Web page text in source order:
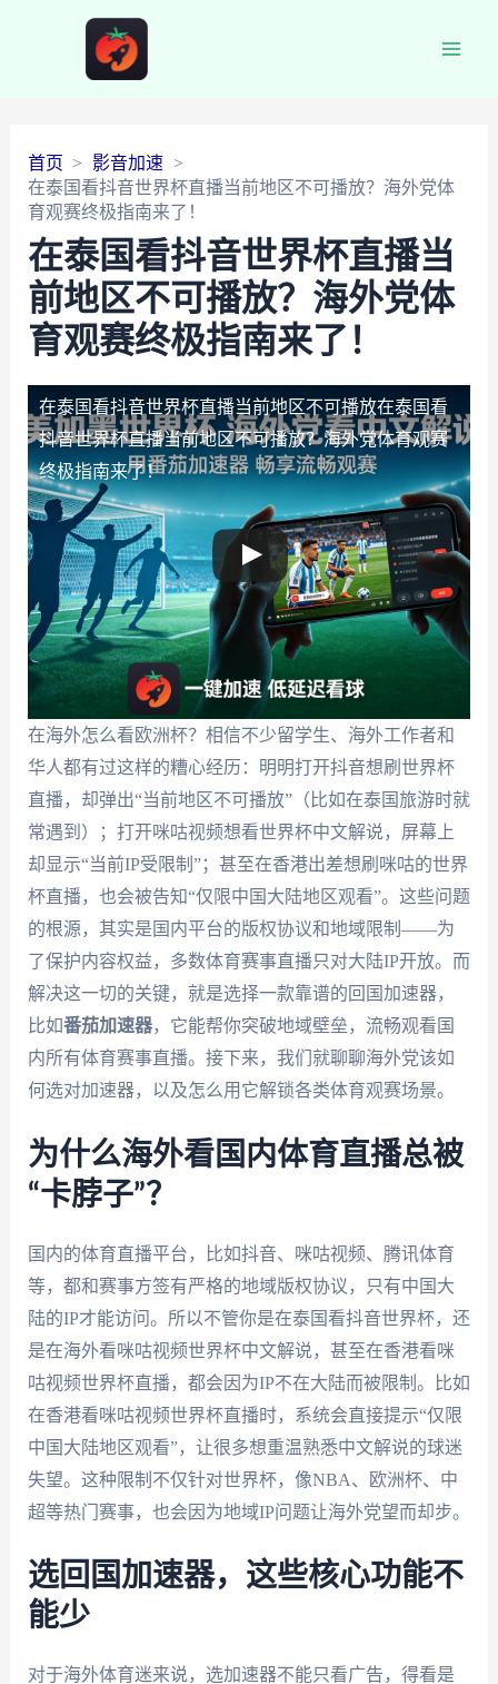
首页
影音加速
在泰国看抖音世界杯直播当前地区不可播放？海外党体
育观赛终极指南来了！
在泰国看抖音世界杯直播当
前地区不可播放？海外党体
育观赛终极指南来了！
在泰国看抖音世界杯直播当前地区不可播放在泰国看
抖音世界杯直播当前地区不可播放？海外党体育观赛
终极指南来了！
在海外怎么看欧洲杯？相信不少留学生、海外工作者和
华人都有过这样的糟心经历：明明打开抖音想刷世界杯
直播，却弹出“当前地区不可播放”（比如在泰国旅游时就
常遇到）；打开咪咕视频想看世界杯中文解说，屏幕上
却显示“当前IP受限制”；甚至在香港出差想刷咪咕的世界
杯直播，也会被告知“仅限中国大陆地区观看”。这些问题
的根源，其实是国内平台的版权协议和地域限制——为
了保护内容权益，多数体育赛事直播只对大陆IP开放。而
解决这一切的关键，就是选择一款靠谱的回国加速器，
比如番茄加速器，它能帮你突破地域壁垒，流畅观看国
内所有体育赛事直播。接下来，我们就聊聊海外党该如
何选对加速器，以及怎么用它解锁各类体育观赛场景。
为什么海外看国内体育直播总被
“卡脖子”？
国内的体育直播平台，比如抖音、咪咕视频、腾讯体育
等，都和赛事方签有严格的地域版权协议，只有中国大
陆的IP才能访问。所以不管你是在泰国看抖音世界杯，还
是在海外看咪咕视频世界杯中文解说，甚至在香港看咪
咕视频世界杯直播，都会因为IP不在大陆而被限制。比如
在香港看咪咕视频世界杯直播时，系统会直接提示“仅限
中国大陆地区观看”，让很多想重温熟悉中文解说的球迷
失望。这种限制不仅针对世界杯，像NBA、欧洲杯、中
超等热门赛事，也会因为地域IP问题让海外党望而却步。
选回国加速器，这些核心功能不
能少
对于海外体育迷来说，选加速器不能只看广告，得看是